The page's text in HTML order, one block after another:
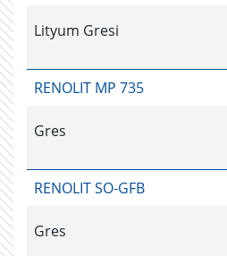
Lityum Gresi
RENOLIT MP 735
Gres
RENOLIT SO-GFB
Gres